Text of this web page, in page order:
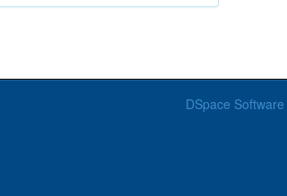
DSpace Software